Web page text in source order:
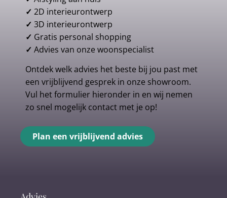
✓ 2D interieurontwerp
✓ 3D interieurontwerp
✓ Gratis personal shopping
✓ Advies van onze woonspecialist
Ontdek welk advies het beste bij jou past met
een vrijblijvend gesprek in onze showroom.
Vul het formulier hieronder in en wij nemen
zo snel mogelijk contact met je op!
Plan een vrijblijvend advies